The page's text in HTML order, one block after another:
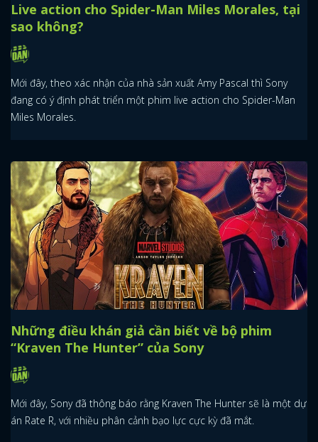
Live action cho Spider-Man Miles Morales, tại
sao không?
Mới đây, theo xác nhận của nhà sản xuất Amy Pascal thì Sony
đang có ý định phát triển một phim live action cho Spider-Man
Miles Morales.
Những điều khán giả cần biết về bộ phim
“Kraven The Hunter” của Sony
Mới đây, Sony đã thông báo rằng Kraven The Hunter sẽ là một dự
án Rate R, với nhiều phân cảnh bạo lực cực kỳ đã mắt.